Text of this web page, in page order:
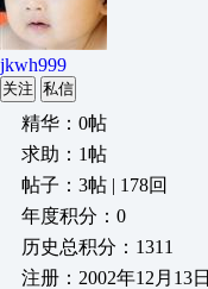
jkwh999
关注 私信
精华：0帖
求助：1帖
帖子：3帖 | 178回
年度积分：0
历史总积分：1311
注册：2002年12月13日